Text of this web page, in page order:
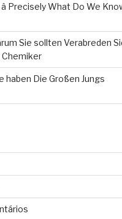
Precisely What Do We
Sie sollten Verabreden
haben Die Großen Jungs